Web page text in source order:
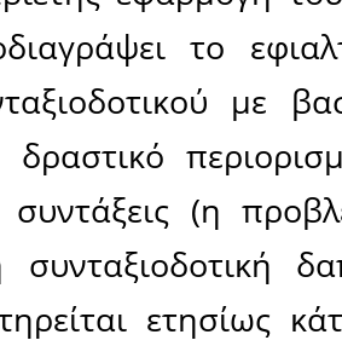
Το
της
έναν